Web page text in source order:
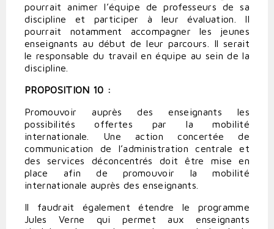
pourrait animer l’équipe de professeurs de sa
discipline et participer à leur évaluation. Il
pourrait notamment accompagner les jeunes
enseignants au début de leur parcours. Il serait
le responsable du travail en équipe au sein de la
discipline.
PROPOSITION 10 :
Promouvoir auprès des enseignants les
possibilités offertes par la mobilité
internationale. Une action concertée de
communication de l’administration centrale et
des services déconcentrés doit être mise en
place afin de promouvoir la mobilité
internationale auprès des enseignants.
Il faudrait également étendre le programme
Jules Verne qui permet aux enseignants